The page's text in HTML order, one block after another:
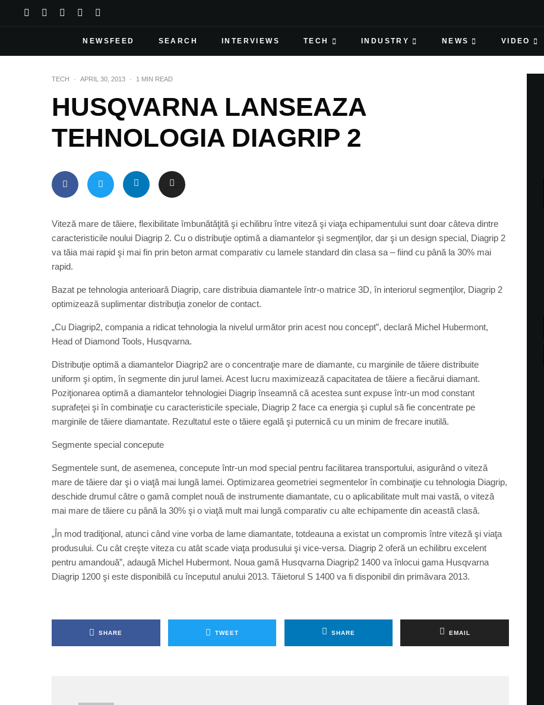
NEWSFEED SEARCH INTERVIEWS TECH INDUSTRY NEWS VIDEO
TECH · APRIL 30, 2013 · 1 MIN READ
HUSQVARNA LANSEAZA
TEHNOLOGIA DIAGRIP 2
Viteză mare de tăiere, flexibilitate îmbunătăţită şi echilibru între viteză şi viaţa echipamentului sunt doar câteva dintre
caracteristicile noului Diagrip 2. Cu o distribuţie optimă a diamantelor şi segmenţilor, dar şi un design special, Diagrip 2
va tăia mai rapid şi mai fin prin beton armat comparativ cu lamele standard din clasa sa – fiind cu până la 30% mai
rapid.
Bazat pe tehnologia anterioară Diagrip, care distribuia diamantele într-o matrice 3D, în interiorul segmenţilor, Diagrip 2
optimizează suplimentar distribuţia zonelor de contact.
„Cu Diagrip2, compania a ridicat tehnologia la nivelul următor prin acest nou concept”, declară Michel Hubermont,
Head of Diamond Tools, Husqvarna.
Distribuţie optimă a diamantelor Diagrip2 are o concentraţie mare de diamante, cu marginile de tăiere distribuite
uniform şi optim, în segmente din jurul lamei. Acest lucru maximizează capacitatea de tăiere a fiecărui diamant.
Poziţionarea optimă a diamantelor tehnologiei Diagrip înseamnă că acestea sunt expuse într-un mod constant
suprafeţei şi în combinaţie cu caracteristicile speciale, Diagrip 2 face ca energia şi cuplul să fie concentrate pe
marginile de tăiere diamantate. Rezultatul este o tăiere egală şi puternică cu un minim de frecare inutilă.
Segmente special concepute
Segmentele sunt, de asemenea, concepute într-un mod special pentru facilitarea transportului, asigurând o viteză
mare de tăiere dar şi o viaţă mai lungă lamei. Optimizarea geometriei segmentelor în combinaţie cu tehnologia Diagrip,
deschide drumul către o gamă complet nouă de instrumente diamantate, cu o aplicabilitate mult mai vastă, o viteză
mai mare de tăiere cu până la 30% şi o viaţă mult mai lungă comparativ cu alte echipamente din această clasă.
„În mod tradiţional, atunci când vine vorba de lame diamantate, totdeauna a existat un compromis între viteză şi viaţa
produsului. Cu cât creşte viteza cu atât scade viaţa produsului şi vice-versa. Diagrip 2 oferă un echilibru excelent
pentru amandouă”, adaugă Michel Hubermont. Noua gamă Husqvarna Diagrip2 1400 va înlocui gama Husqvarna
Diagrip 1200 şi este disponibilă cu începutul anului 2013. Tăietorul S 1400 va fi disponibil din primăvara 2013.
SHARE TWEET SHARE EMAIL